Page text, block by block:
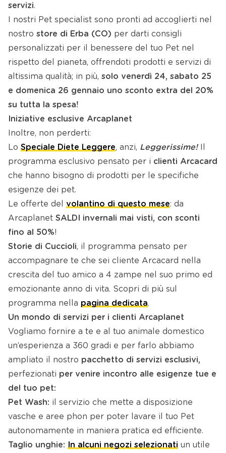
servizi.
I nostri Pet specialist sono pronti ad accoglierti nel
nostro store di Erba (CO) per darti consigli
personalizzati per il benessere del tuo Pet nel
rispetto del pianeta, offrendoti prodotti e servizi di
altissima qualità; in più, solo venerdì 24, sabato 25
e domenica 26 gennaio uno sconto extra del 20%
su tutta la spesa!
Iniziative esclusive Arcaplanet
Inoltre, non perderti:
Lo Speciale Diete Leggere, anzi, Leggerissime!Il
programma esclusivo pensato per i clienti Arcacard
che hanno bisogno di prodotti per le specifiche
esigenze dei pet.
Le offerte del volantino di questo mese: da
Arcaplanet SALDI invernali mai visti, con sconti
fino al 50%!
Storie di Cuccioli, il programma pensato per
accompagnare te che sei cliente Arcacard nella
crescita del tuo amico a 4 zampe nel suo primo ed
emozionante anno di vita. Scopri di più sul
programma nella pagina dedicata.
Un mondo di servizi per i clienti Arcaplanet
Vogliamo fornire a te e al tuo animale domestico
un’esperienza a 360 gradi e per farlo abbiamo
ampliato il nostro pacchetto di servizi esclusivi,
perfezionati per venire incontro alle esigenze tue e
del tuo pet:
Pet Wash: il servizio che mette a disposizione
vasche e aree phon per poter lavare il tuo Pet
autonomamente in maniera pratica ed efficiente.
Taglio unghie:
In alcuni negozi selezionati un utile